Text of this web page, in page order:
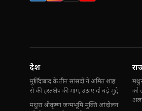
देश
मुर्शिदाबाद के तीन सांसदों ने अमित शाह
से की हस्तक्षेप की मांग, उठाए दो बड़े मुद्दे
मथुरा श्रीकृष्ण जन्मभूमि मुक्ति आंदोलन
को